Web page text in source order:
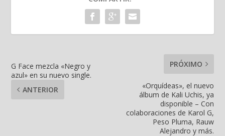
G Face mezcla «Negro y
azul» en su nuevo single.
ANTERIOR
PRÓXIMO
«Orquídeas», el nuevo
álbum de Kali Uchis, ya
disponible – Con
colaboraciones de Karol G,
Peso Pluma, Rauw
Alejandro y más.